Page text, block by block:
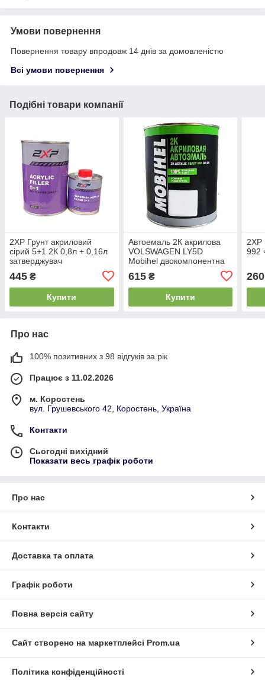
Умови повернення
Повернення товару впродовж 14 днів за домовленістю
Всі умови повернення
Подібні товари компанії
2XP Грунт акриловий
сірий 5+1 2К 0,8л + 0,16л
затверджувач
445 ₴
Купити
Автоемаль 2К акрилова
VOLSWAGEN LY5D
Mobihel двокомпонентна
615₴
Купити
2XP
992
260
Про нас
100% позитивних з 98 відгуків за рік
Працює з 11.02.2026
м. Коростень
вул. Грушевського 42, Коростень, Україна
Контакти
Сьогодні вихідний
Показати весь графік роботи
Про нас
Контакти
Доставка та оплата
Графік роботи
Повна версія сайту
Сайт створено на маркетплейсі Prom.ua
Політика конфіденційності